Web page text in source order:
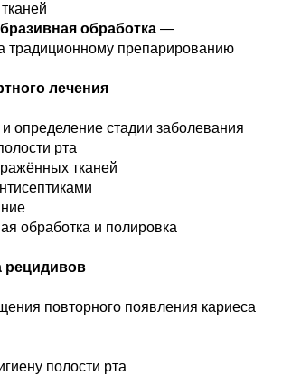
обработка —
традиционному препарированию
лечения
и определение стадии заболевания
рта
тканей
обработка и полировка
рецидивов
повторного появления кариеса
полости рта